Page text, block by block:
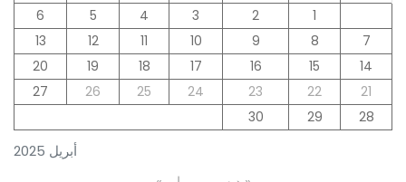
أبريل 2025
1
2
3
4
5
6
7
8
9
10
11
12
13
14
15
16
17
18
19
20
21
22
23
24
25
26
27
28
29
30